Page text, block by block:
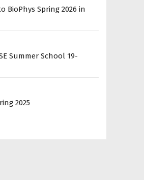
BioPhys Spring 2026 in
Summer School 19-
2025